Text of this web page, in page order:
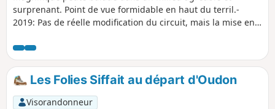
surprenant. Point de vue formidable en haut du terril.-
2019: Pas de réelle modification du circuit, mais la mise en
après le point de passage 2. Suivre ce tracé.
Les Folies Siffait au départ d'Oudon
Visorandonneur